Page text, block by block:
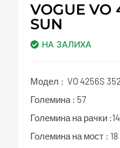
VOGUE VO
SUN
НА ЗАЛИХА
Модел : VO 4256S
Големина : 57
Големина на рачки
Големина на мост : 18